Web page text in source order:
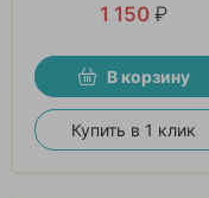
1 150 ₽
В корзину
Купить в 1 клик